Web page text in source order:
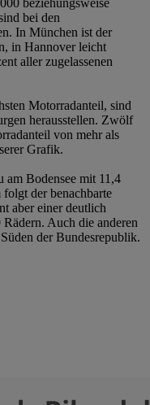
beziehungsweise
bei den
In München ist der
in Hannover leicht
aller zugelassenen
Motorradanteil, sind
herausstellen. Zwölf
von mehr als
Grafik.
am Bodensee mit 11,4
der benachbarte
aber einer deutlich
Auch die anderen
der Bundesrepublik.